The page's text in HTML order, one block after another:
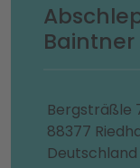
Baintner
Bergsträßle
88377
Deutschland